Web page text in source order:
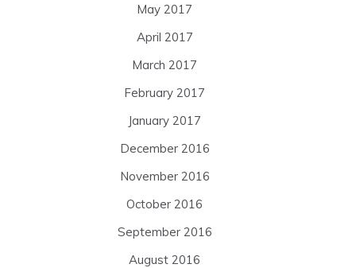
May 2017
April 2017
March 2017
February 2017
January 2017
December 2016
November 2016
October 2016
September 2016
August 2016